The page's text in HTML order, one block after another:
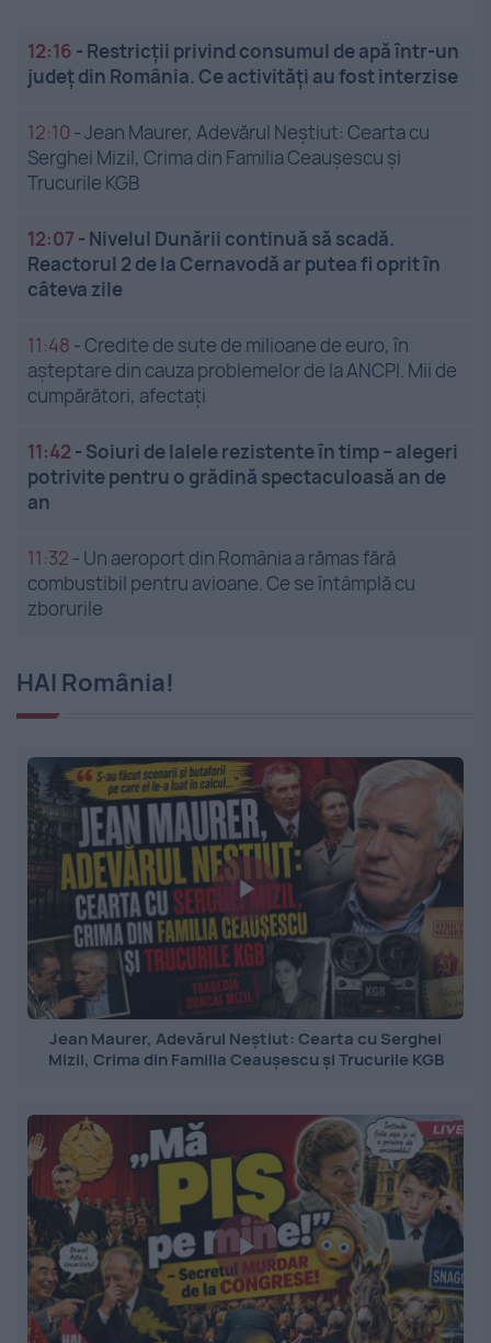
12:16 - Restricții privind consumul de apă într-un
județ din România. Ce activități au fost interzise
12:10 -Jean Maurer, Adevărul Neștiut: Cearta cu
Serghei Mizil, Crima din Familia Ceaușescu și
Trucurile KGB
12:07 - Nivelul Dunării continuă să scadă.
Reactorul 2 de la Cernavodă ar putea fi oprit în
câteva zile
11:48 -Credite de sute de milioane de euro, în
așteptare din cauza problemelor de la ANCPI. Mii de
cumpărători, afectați
11:42 - Soiuri de lalele rezistente în timp – alegeri
potrivite pentru o grădină spectaculoasă an de
an
11:32 - Un aeroport din România a rămas fără
combustibil pentru avioane. Ce se întâmplă cu
zborurile
HAI România!
Jean Maurer, Adevărul Neștiut: Cearta cu Serghei
Mizil, Crima din Familia Ceaușescu și Trucurile KGB